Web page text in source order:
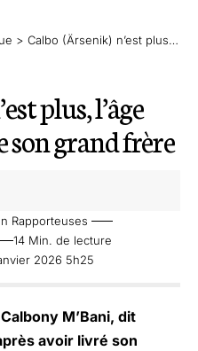
> Calbo (Ärsenik) n’est plus, l’âge d’or du rap pleure son grand frère
plus, l’âge
son grand frère
2026 5h25
Rapporteuses
14 Min. de lecture
M’Bani, dit
avoir livré son